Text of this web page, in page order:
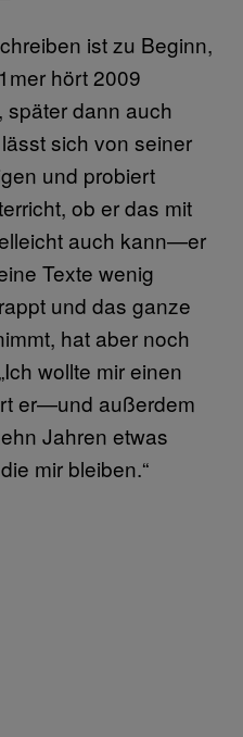
ist zu Beginn,
hört 2009
später dann auch
sich von seiner
und probiert
ob er das mit
auch kann—er
Texte wenig
und das ganze
hat aber noch
wollte mir einen
er—und außerdem
Jahren etwas
mir bleiben.“